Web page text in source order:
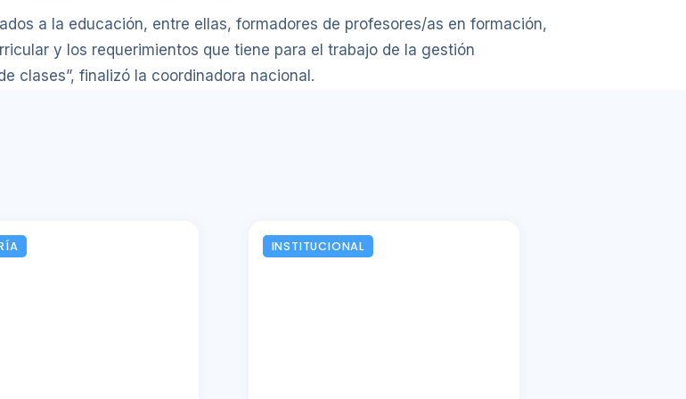
a la educación, entre ellas, formadores de profesores/as en formación,
y los requerimientos que tiene para el trabajo de la gestión
clases”, finalizó la coordinadora nacional.
INSTITUCIONAL